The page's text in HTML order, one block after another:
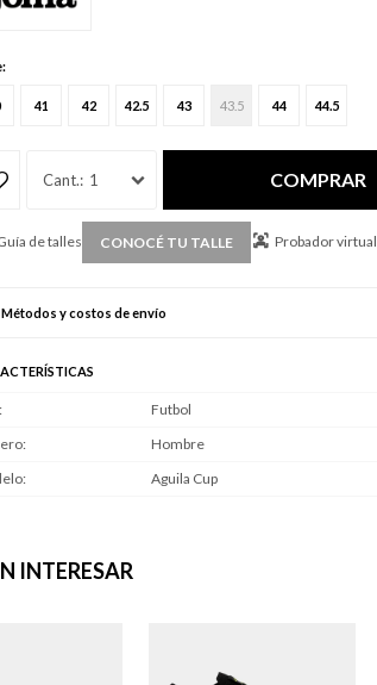
41 42 42.5 43 43.5 44 44.5
1 COMPRAR
de talles CONOCÉ TU TALLE Probador virtual
Métodos y costos de envío
Futbol
Hombre
Aguila Cup
INTERESAR